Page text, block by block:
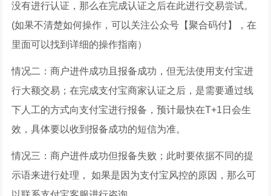
没有进行认证，那么在完成认证之后在此进行交易尝试。
(如果不清楚如何操作，可以关注公众号【聚合码付】，在
里面可以找到详细的操作指南）
情况二：商户进件成功且报备成功，但无法使用支付宝进
行大额交易；在完成支付宝商家认证之后，是需要通过线
下人工的方式向支付宝进行报备，预计最快在T+1日会生
效，具体要以收到报备成功的短信为准。
情况三：商户进件成功但报备失败；此时要依据不同的提
示语来进行处理， 如果是因为支付宝风控的原因，那么可